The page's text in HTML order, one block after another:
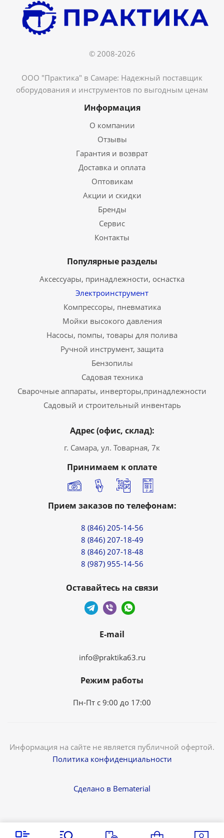
© 2008-2026
ООО "Практика" в Самаре: Надежный поставщик
оборудования и инструментов по выгодным ценам
Информация
О компании
Отзывы
Гарантия и возврат
Доставка и оплата
Оптовикам
Акции и скидки
Бренды
Сервис
Контакты
Популярные разделы
Аксессуары, принадлежности, оснастка
Электроинструмент
Компрессоры, пневматика
Мойки высокого давления
Насосы, помпы, товары для полива
Ручной инструмент, защита
Бензопилы
Садовая техника
Сварочные аппараты, инверторы,принадлежности
Садовый и строительный инвентарь
Адрес (офис, склад):
г. Самара, ул. Товарная, 7к
Принимаем к оплате
Прием заказов по телефонам:
8 (846) 205-14-56
8 (846) 207-18-49
8 (846) 207-18-48
8 (987) 955-14-56
Оставайтесь на связи
E-mail
info@praktika63.ru
Режим работы
Пн-Пт с 9:00 до 17:00
Информация на сайте не является публичной офертой.
Политика конфиденциальности
Сделано в Bematerial